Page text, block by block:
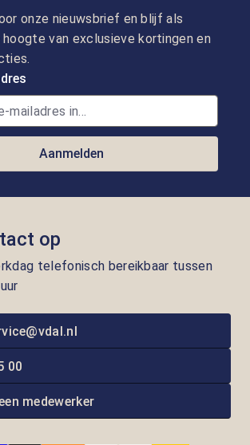
onze nieuwsbrief en blijf als
van exclusieve kortingen en
Aanmelden
op
telefonisch bereikbaar tussen
00
medewerker